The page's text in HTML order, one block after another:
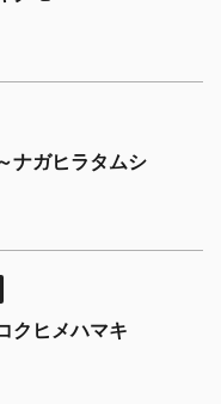
ナガヒラタムシ
クヒメハマキ